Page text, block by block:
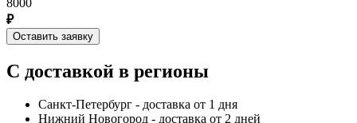
₽
Оставить заявку
С доставкой в регионы
Санкт-Петербург - доставка от 1 дня
Нижний Новогород - доставка от 2 дней